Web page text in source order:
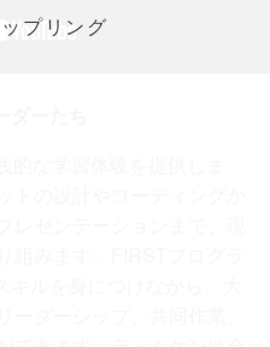
プリング
ーたち
な学習体験を提供しま
の設計やコーディングか
レゼンテーションまで、現
みます。FIRSTプログラ
ルを身につけながら、大
ーダーシップ、共同作業、